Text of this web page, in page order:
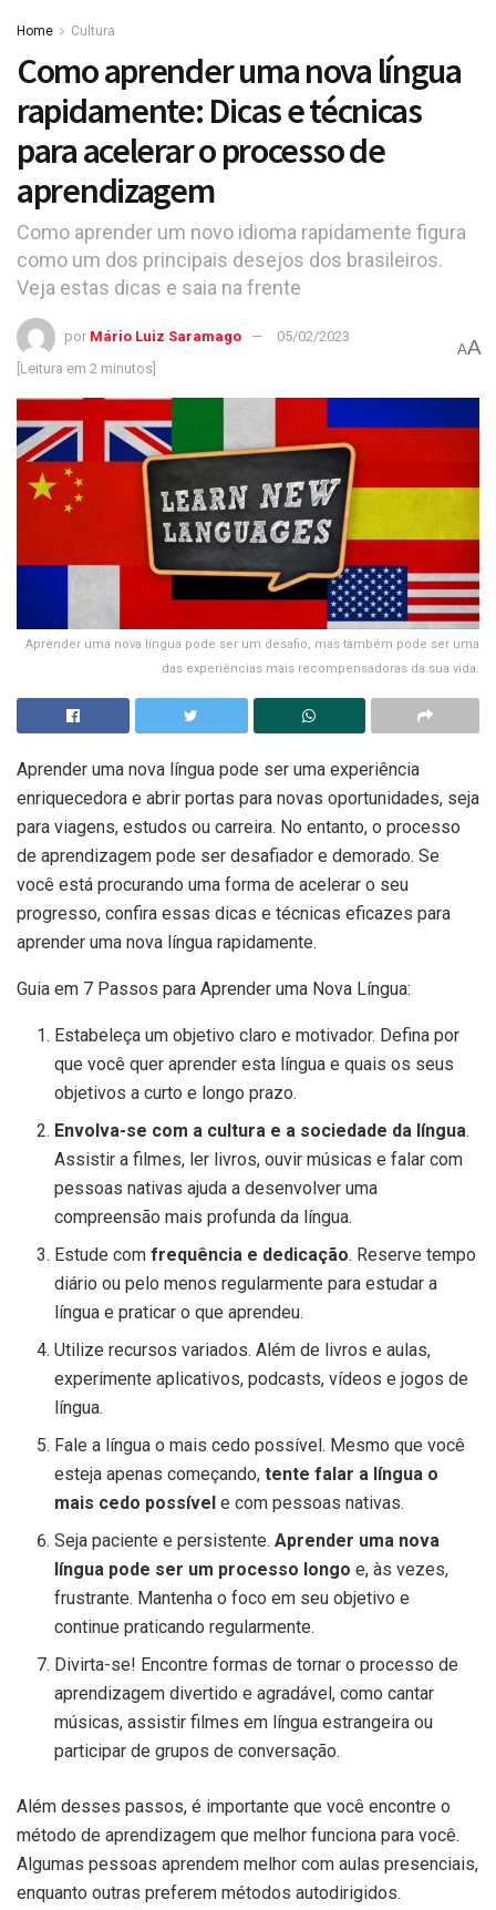
Home Cultura
Como aprender uma nova língua
rapidamente: Dicas e técnicas
para acelerar o processo de
aprendizagem
Como aprender um novo idioma rapidamente figura
como um dos principais desejos dos brasileiros.
Veja estas dicas e saia na frente
por Mário Luiz Saramago
05/02/2023
[Leitura em 2 minutos]
AA
Aprender uma nova língua pode ser um desafio, mas também pode ser uma
das experiências mais recompensadoras da sua vida.
Aprender uma nova língua pode ser uma experiência
enriquecedora e abrir portas para novas oportunidades, seja
para viagens, estudos ou carreira. No entanto, o processo
de aprendizagem pode ser desafiador e demorado. Se
você está procurando uma forma de acelerar o seu
progresso, confira essas dicas e técnicas eficazes para
aprender uma nova língua rapidamente.
Guia em 7 Passos para Aprender uma Nova Língua:
Estabeleça um objetivo claro e motivador. Defina por
que você quer aprender esta língua e quais os seus
objetivos a curto e longo prazo.
Envolva-se com a cultura e a sociedade da língua.
Assistir a filmes, ler livros, ouvir músicas e falar com
pessoas nativas ajuda a desenvolver uma
compreensão mais profunda da língua.
Estude comfrequência e dedicação. Reserve tempo
diário ou pelo menos regularmente para estudar a
língua e praticar o que aprendeu.
Utilize recursos variados. Além de livros e aulas,
experimente aplicativos, podcasts, vídeos e jogos de
língua.
Fale a língua o mais cedo possível. Mesmo que você
esteja apenas começando,tente falar a língua o
mais cedo possível e com pessoas nativas.
Seja paciente e persistente.Aprender uma nova
língua pode ser um processo longo e, às vezes,
frustrante. Mantenha o foco em seu objetivo e
continue praticando regularmente.
Divirta-se! Encontre formas de tornar o processo de
aprendizagem divertido e agradável, como cantar
músicas, assistir filmes em língua estrangeira ou
participar de grupos de conversação.
Além desses passos, é importante que você encontre o
método de aprendizagem que melhor funciona para você.
Algumas pessoas aprendem melhor com aulas presenciais,
enquanto outras preferem métodos autodirigidos.